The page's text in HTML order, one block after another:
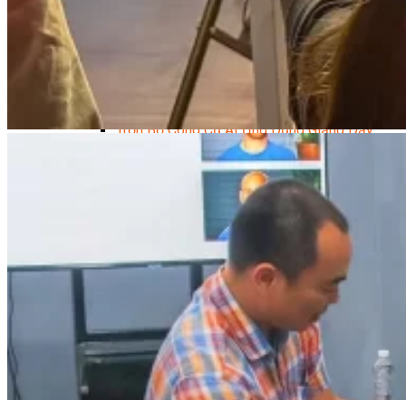
Data Visualization (Trực Quan Hóa Dữ Liệu)
Data System (Quản Trị Dữ Liệu)
Chuyên Viên Lập Trình (Full Stack)
Chuyên Viên Lập Trình Website (Full Stack)
Chuyên Viên Lập Trình Mobile (Full Stack)
Software Testing
Trọn Bộ Công Cụ AI Văn Phòng
Trọn Bộ Công Cụ AI Ứng Dụng Giảng Dạy
Lập Trình Cho Trẻ Em
Tin Học Ứng Dụng
Thiết Kế Đồ Họa Chuyên Nghiệp
Chuyên Viên Thiết Kế Nội Thất
3D Game Art & Design
Mỹ Thuật Đa Phương Tiện
3D Animation
Mỹ Thuật Số – Digital Art
Motion Graphics Basic
Adobe Photoshop – Illustrator
Hội Họa Thiếu Nhi
Digital Art For Kids
Venus Academy
Sunny STEAM Academy